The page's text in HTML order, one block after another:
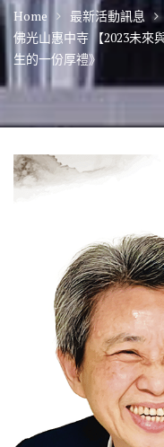
Home
最新活動訊息
佛光山惠中寺 【2023未來
生的一份厚禮》